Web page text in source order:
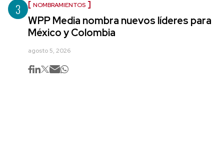
3 NOMBRAMIENTOS
WPP Media nombra nuevos líderes para
México y Colombia
agosto 5, 2026